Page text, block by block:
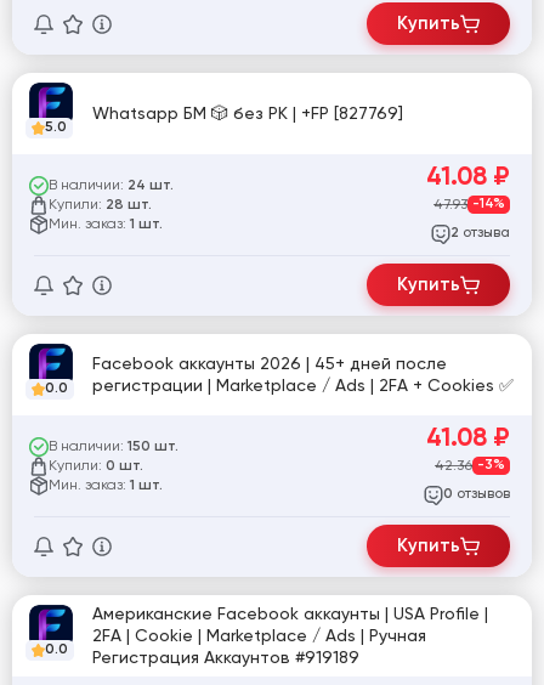
Купить
5.0
Whatsapp БМ 🎲 без РК | +FP [827769]
В наличии: 24 шт.
Купили: 28 шт.
Мин. заказ: 1 шт.
41.08 ₽
47.93 -14%
2 отзыва
Купить
0.0
Facebook аккаунты 2026 | 45+ дней после
регистрации | Marketplace / Ads | 2FA + Cookies ✅
В наличии: 150 шт.
Купили: 0 шт.
Мин. заказ: 1 шт.
41.08 ₽
42.36 -3%
0 отзывов
Купить
0.0
Американские Facebook аккаунты | USA Profile |
2FA | Cookie | Marketplace / Ads | Ручная
Регистрация Аккаунтов #919189